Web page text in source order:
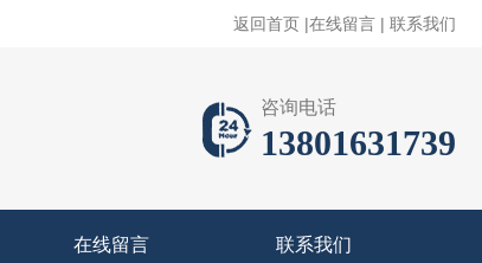
返回首页 |在线留言 | 联系我们
咨询电话
13801631739
在线留言 联系我们